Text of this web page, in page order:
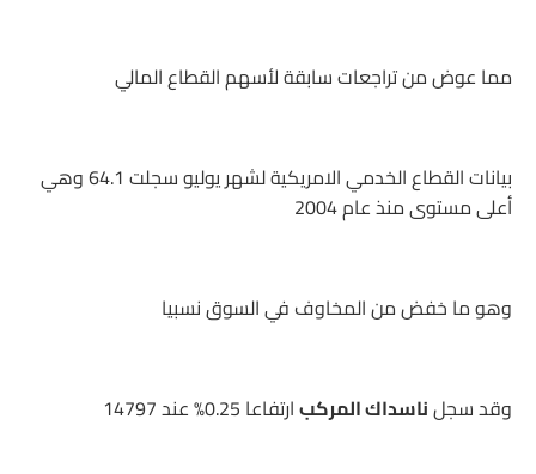
مما عوض من تراجعات سابقة لأسهم القطاع المالي
بيانات القطاع الخدمي الامريكية لشهر يوليو سجلت 64.1 وهي
أعلى مستوى منذ عام 2004
وهو ما خفض من المخاوف في السوق نسبيا
وقد سجلناسداك المركبارتفاعا 0.25% عند 14797